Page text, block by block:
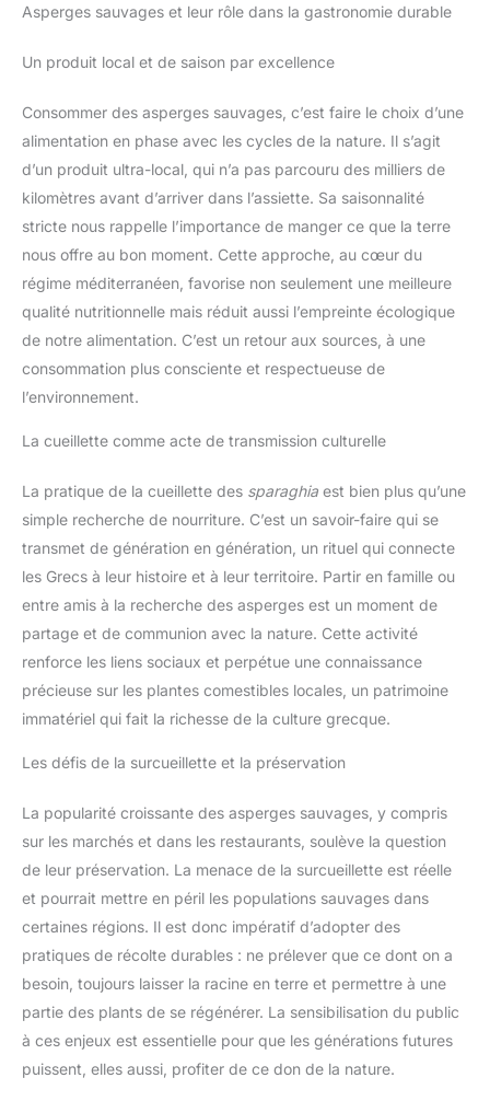
Asperges sauvages et leur rôle dans la gastronomie durable
Un produit local et de saison par excellence
Consommer des asperges sauvages, c’est faire le choix d’une
alimentation en phase avec les cycles de la nature. Il s’agit
d’un produit ultra-local, qui n’a pas parcouru des milliers de
kilomètres avant d’arriver dans l’assiette. Sa saisonnalité
stricte nous rappelle l’importance de manger ce que la terre
nous offre au bon moment. Cette approche, au cœur du
régime méditerranéen, favorise non seulement une meilleure
qualité nutritionnelle mais réduit aussi l’empreinte écologique
de notre alimentation. C’est un retour aux sources, à une
consommation plus consciente et respectueuse de
l’environnement.
La cueillette comme acte de transmission culturelle
La pratique de la cueillette des sparaghia est bien plus qu’une
simple recherche de nourriture. C’est un savoir-faire qui se
transmet de génération en génération, un rituel qui connecte
les Grecs à leur histoire et à leur territoire. Partir en famille ou
entre amis à la recherche des asperges est un moment de
partage et de communion avec la nature. Cette activité
renforce les liens sociaux et perpétue une connaissance
précieuse sur les plantes comestibles locales, un patrimoine
immatériel qui fait la richesse de la culture grecque.
Les défis de la surcueillette et la préservation
La popularité croissante des asperges sauvages, y compris
sur les marchés et dans les restaurants, soulève la question
de leur préservation. La menace de la surcueillette est réelle
et pourrait mettre en péril les populations sauvages dans
certaines régions. Il est donc impératif d’adopter des
pratiques de récolte durables : ne prélever que ce dont on a
besoin, toujours laisser la racine en terre et permettre à une
partie des plants de se régénérer. La sensibilisation du public
à ces enjeux est essentielle pour que les générations futures
puissent, elles aussi, profiter de ce don de la nature.